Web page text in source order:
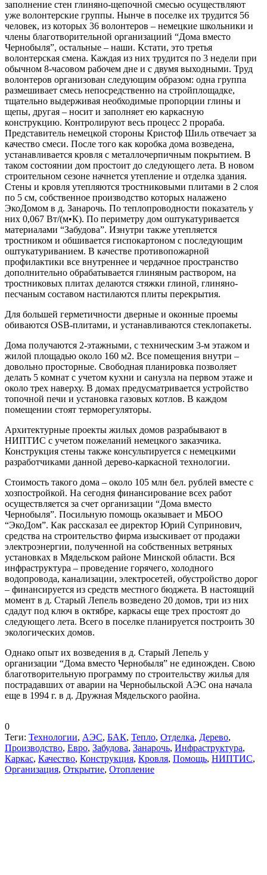
заполнение стен глиняно-щепочной смесью осуществляют
уже волонтерские группы. Нынче в поселке их трудится 56
человек, из которых 36 волонтеров – немецкие школьники и
члены благотворительной организациий “Дома вместо
Чернобыля”, остальные – наши. Кстати, это третья
волонтерская смена. Каждая из них трудится по 3 недели при
обычном 8-часовом рабочем дне и с двумя выходными. Труд
волонтеров организован следующим образом: одна группа
размешивает смесь непосредственно на стройплощадке,
тщательно выдерживая необходимые пропорции глины и
щепы, другая – носит и заполняет ею каркасную
конструкцию. Контролируют весь процесс 2 прораба.
Представитель немецкой стороны Кристоф Шиль отвечает за
качество смеси. После того как коробка дома возведена,
устанавливается кровля с металлочерпичным покрытием. В
таком состоянии дом простоит до следующего лета. В новом
строительном сезоне начнется утепление и отделка здания.
Стены и кровля утепляются тростниковыми плитами в 2 слоя
по 5 см, собственное производство которых налажено
ЭкоДомом в д. Занарочь. По теплопроводности показатель у
них 0,067 Вт/(м•К). По периметру дом оштукатуривается
материалами “Забудова”. Изнутри также утепляется
тростником и обшивается гиспокартоном с последующим
оштукатуриванием. В качестве противопожарной
профилактики все внутреннее и чердачное пространство
дополнительно обрабатывается глиняным раствором, на
тростниковых плитах делаются стяжки глиной, глиняно-
песчаным составом настилаются плиты перекрытия.
Для большей герметичности дверные и оконные проемы
обиваются OSB-плитами, и устанавливаются стеклопакеты.
Дома получаются 2-этажными, с техническим 3-м этажом и
жилой площадью около 160 м2. Все помещения внутри –
довольно просторные. Свободная планировка позволяет
делать 5 комнат с учетом кухни и санузла на первом этаже и
около трех наверху. В домах предусматривается устройство
топочной печи и установка газовых котлов. В каждом
помещении стоят терморегуляторы.
Архитектурные проекты жилых домов разрабывают в
НИПТИС с учетом пожеланий немецкого заказчика.
Конструкция стены также консультируется с немецкими
разработчиками данной дерево-каркасной технологии.
Стоимость такого дома – около 105 млн бел. рублей вместе с
хозпостройкой. На сегодня финансирование всех работ
осуществляется за счет организации “Дома вместо
Чернобыля”. Посильную помощь оказывает и МБОО
“ЭкоДом”. Как рассказал ее директор Юрий Супринович,
средства на строительство фирма изыскивает от продажи
электроэнергии, полученной на собственных ветряных
установках в Мядельском районе Минской области. Вся
инфраструктура – проведение горячего, холодного
водопровода, канализации, электросетей, обустройство дорог
– финансируется из средств местного бюджета. В настоящий
момент в д. Старый Лепель возведено 20 домов, три из них
сдадут под ключ в октябре, каркасы еще трех простоят до
следующего лета. Всего в поселке планируется построить 30
экологических домов.
Однако опыт их возведения в д. Старый Лепель у
организации “Дома вместо Чернобыля” не единожден. Свою
благотворительную программу по строительству жилья для
пострадавших от аварии на Чернобыльской АЭС она начала
еще в 1994 г. в д. Дружная Мядельского раойна.
0
Теги: Технологии, АЭС, БАК, Тепло, Отделка, Дерево,
Производство, Евро, Забудова, Занарочь, Инфраструктура,
Каркас, Качество, Конструкция, Кровля, Помощь, НИПТИС,
Организация, Открытие, Отопление